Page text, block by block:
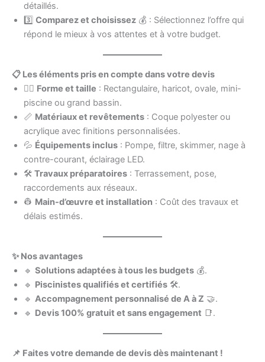
détaillés.
3️⃣ Comparez et choisissez 💰 : Sélectionnez l’offre qui
répond le mieux à vos attentes et à votre budget.
📋 Les éléments pris en compte dans votre devis
🏊‍♂️ Forme et taille : Rectangulaire, haricot, ovale, mini-
piscine ou grand bassin.
📏 Matériaux et revêtements : Coque polyester ou
acrylique avec finitions personnalisées.
💦 Équipements inclus : Pompe, filtre, skimmer, nage à
contre-courant, éclairage LED.
🛠️ Travaux préparatoires : Terrassement, pose,
raccordements aux réseaux.
👷 Main-d’œuvre et installation : Coût des travaux et
délais estimés.
✨ Nos avantages
🔹 Solutions adaptées à tous les budgets 💰.
🔹 Piscinistes qualifiés et certifiés 🛠️.
🔹 Accompagnement personnalisé de A à Z 🤝.
🔹 Devis 100% gratuit et sans engagement 📑.
📌 Faites votre demande de devis dès maintenant !